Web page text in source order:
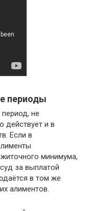
периоды
не
действует и в
Если в
минимума,
за выплатой
в том же
алиментов.